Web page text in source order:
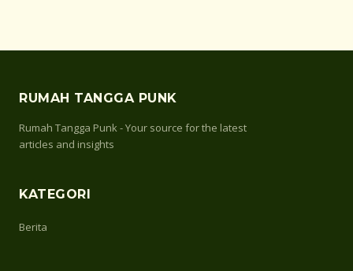
RUMAH TANGGA PUNK
Rumah Tangga Punk - Your source for the latest
articles and insights
KATEGORI
Berita